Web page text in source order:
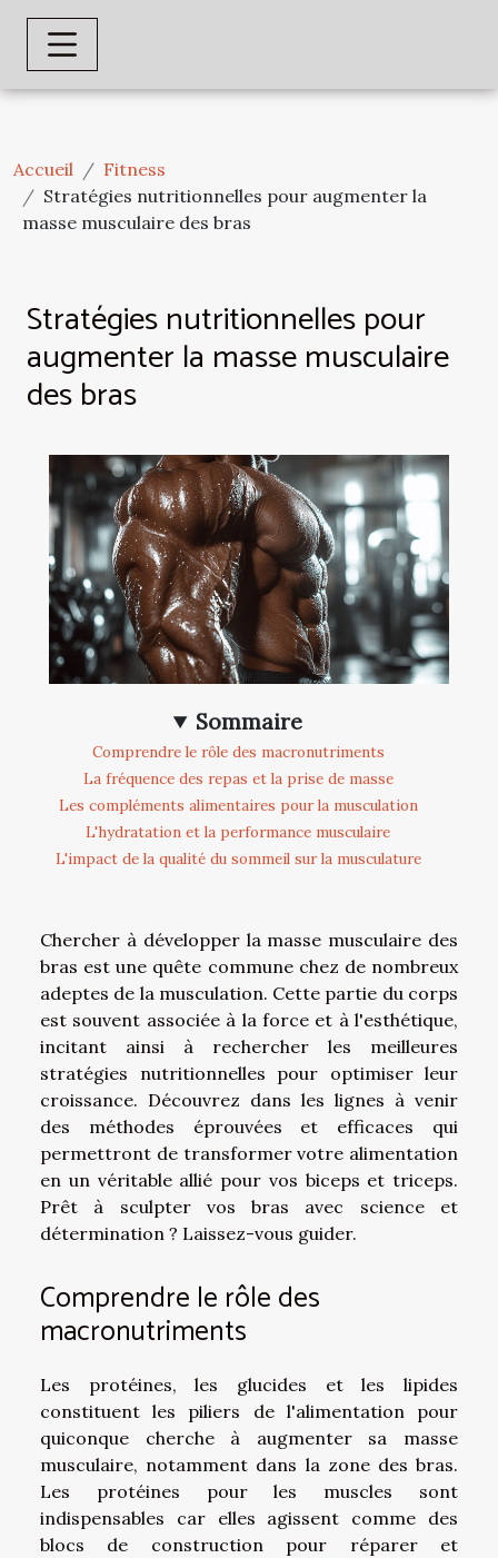
Accueil
Fitness
Stratégies nutritionnelles pour augmenter la
masse musculaire des bras
Stratégies nutritionnelles pour
augmenter la masse musculaire
des bras
Sommaire
Comprendre le rôle des macronutriments
La fréquence des repas et la prise de masse
Les compléments alimentaires pour la musculation
L'hydratation et la performance musculaire
L'impact de la qualité du sommeil sur la musculature
Chercher à développer la masse musculaire des
bras est une quête commune chez de nombreux
adeptes de la musculation. Cette partie du corps
est souvent associée à la force et à l'esthétique,
incitant ainsi à rechercher les meilleures
stratégies nutritionnelles pour optimiser leur
croissance. Découvrez dans les lignes à venir
des méthodes éprouvées et efficaces qui
permettront de transformer votre alimentation
en un véritable allié pour vos biceps et triceps.
Prêt à sculpter vos bras avec science et
détermination ? Laissez-vous guider.
Comprendre le rôle des
macronutriments
Les protéines, les glucides et les lipides
constituent les piliers de l'alimentation pour
quiconque cherche à augmenter sa masse
musculaire, notamment dans la zone des bras.
Les protéines pour les muscles sont
indispensables car elles agissent comme des
blocs de construction pour réparer et